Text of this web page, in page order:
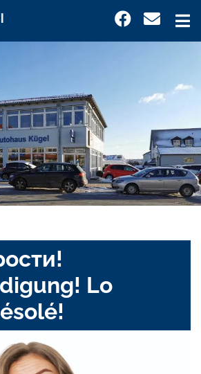
Lo